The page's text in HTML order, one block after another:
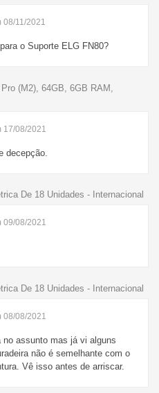
08/11/2021
o Suporte ELG FN80?
(M2), 64GB, 6GB RAM,
17/08/2021
decepção.
De 18 Unidades - Internacional
09/08/2021
De 18 Unidades - Internacional
08/08/2021
assunto mas já vi alguns
não é semelhante com o
Vê isso antes de arriscar.